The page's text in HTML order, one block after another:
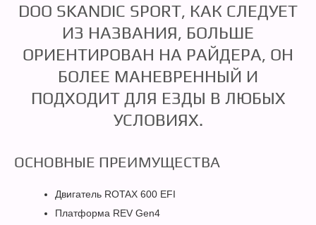
DOO SKANDIC SPORT, КАК СЛЕДУЕТ
ИЗ НАЗВАНИЯ, БОЛЬШЕ
ОРИЕНТИРОВАН НА РАЙДЕРА, ОН
БОЛЕЕ МАНЕВРЕННЫЙ И
ПОДХОДИТ ДЛЯ ЕЗДЫ В ЛЮБЫХ
УСЛОВИЯХ.
ОСНОВНЫЕ ПРЕИМУЩЕСТВА
Двигатель ROTAX 600 EFI
Платформа REV Gen4